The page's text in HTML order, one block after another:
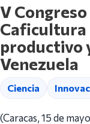
V
Caficultura
productivo
Venezuela
Ciencia
(Caracas, 15 de